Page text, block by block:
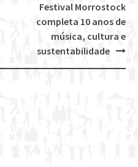
Festival Morrostock
completa 10 anos de
música, cultura e
sustentabilidade